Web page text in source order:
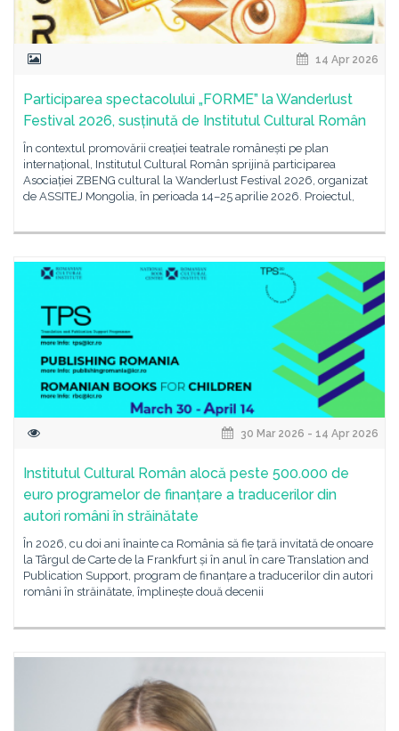
14 Apr 2026
Participarea spectacolului „FORME” la Wanderlust
Festival 2026, susținută de Institutul Cultural Român
În contextul promovării creației teatrale românești pe plan
internațional, Institutul Cultural Român sprijină participarea
Asociației ZBENG cultural la Wanderlust Festival 2026, organizat
de ASSITEJ Mongolia, în perioada 14–25 aprilie 2026. Proiectul,
30 Mar 2026 - 14 Apr 2026
Institutul Cultural Român alocă peste 500.000 de
euro programelor de finanțare a traducerilor din
autori români în străinătate
În 2026, cu doi ani înainte ca România să fie țară invitată de onoare
la Târgul de Carte de la Frankfurt și în anul în care Translation and
Publication Support, program de finanțare a traducerilor din autori
români în străinătate, împlinește două decenii